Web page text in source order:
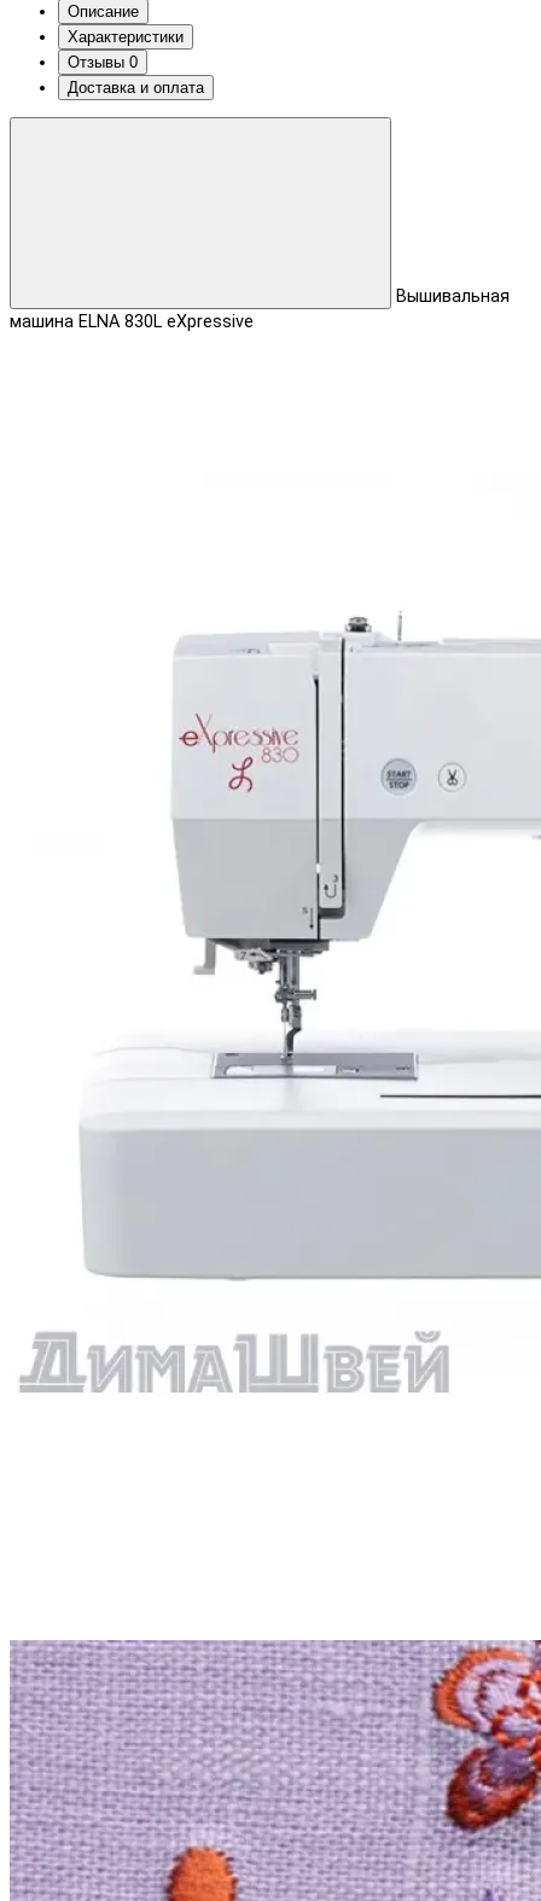
Описание
Характеристики
Отзывы 0
Доставка и оплата
Вышивальная
машина ELNA 830L eXpressive